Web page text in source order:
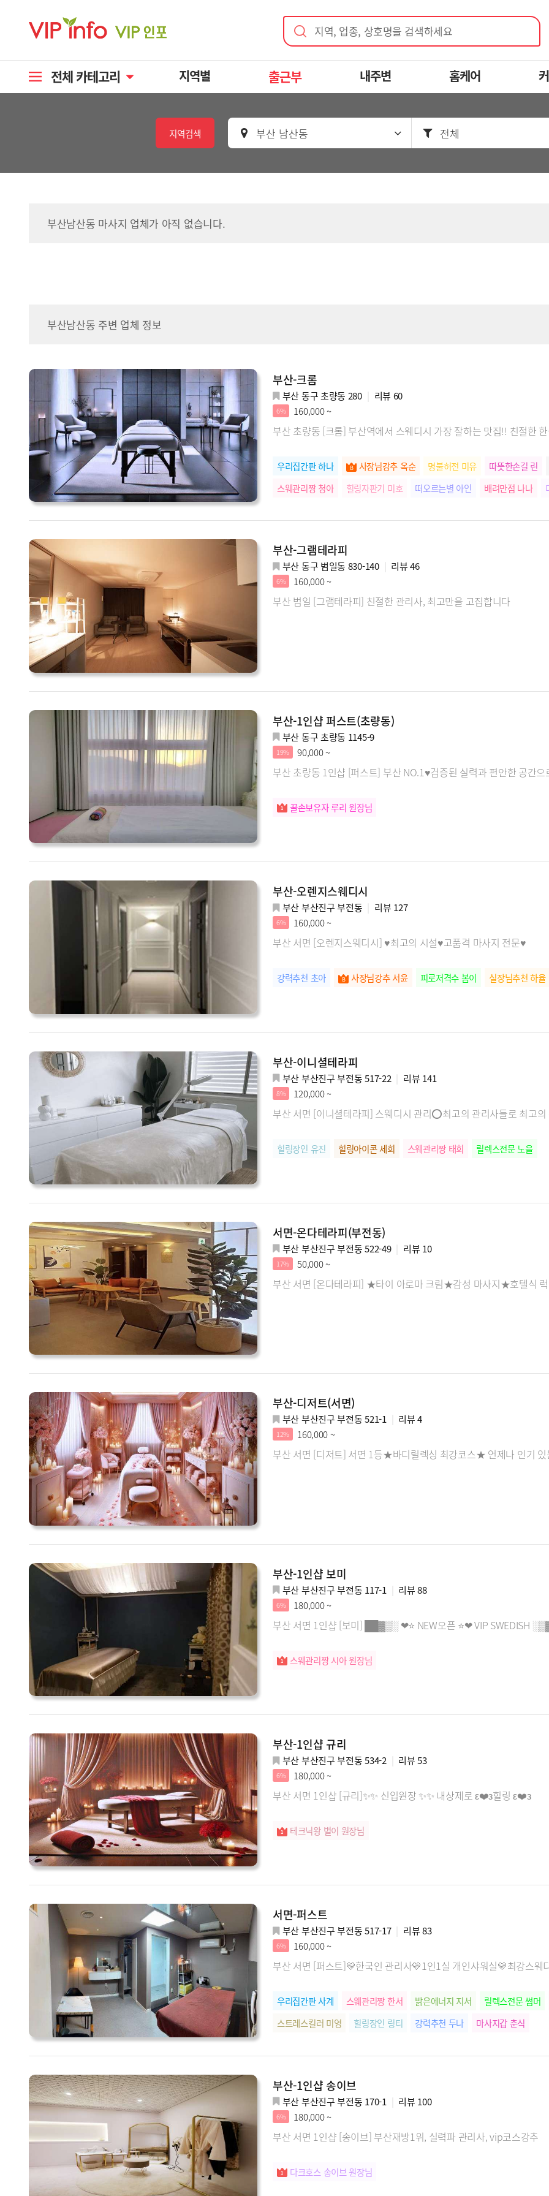
지역, 업종, 상호명을 검색하세요
전체 카테고리 지역별 출근부 내주변 홈케어
지역검색 부산 남산동 전체
부산남산동 마사지 업체가 아직 없습니다.
부산남산동 주변 업체 정보
부산-크롬
부산 동구 초량동 280 리뷰 60
6% 160,000 ~
부산 초량동 [크롬] 부산역에서 스웨디시 가장 잘하는 맛집!! 친절한
우리집간판 하나 사장님강추 옥순 명불허전 미유 따뜻한손길 린
스웨관리짱 청아
힐링자판기 미호 떠오르는별 아인 배려만점 나나
부산-그램테라피
부산 동구 범일동 830-140 리뷰46
6% 160,000 ~
부산 범일 [그램테라피] 친절한 관리사, 최고만을 고집합니다
부산-1인샵 퍼스트(초량동)
부산 동구 초량동 1145-9
19% 90,000 ~
부산 초량동 1인샵 [퍼스트] 부산 NO.1♥검증된 실력과 편안한 공간
꿀손보유자 루리 원장님
부산-오렌지스웨디시
부산 부산진구 부전동 리뷰 127
6% 160,000 ~
부산 서면 [오렌지스웨디시] ♥최고의 시설♥고품격 마사지 전문♥
강력추천 초아 사장님강추 서윤 피로저격수 봄이 실장님추천 하율
부산-이니셜테라피
부산 부산진구 부전동 517-22 리뷰 141
8% 120,000 ~
부산 서면 [이니셜테라피] 스웨디시 관리⭕최고의 관리사들로 최고
힐링장인 유진 힐링아이콘 세희 스웨관리짱 태희 릴렉스전문 노을
서면-온다테라피(부전동)
부산 부산진구 부전동 522-49 리뷰 10
17% 50,000 ~
부산 서면 [온다테라피] ★타이 아로마 크림★감성 마사지★호텔식
부산-디저트(서면)
부산 부산진구 부전동 521-1 리뷰4
12% 160,000 ~
부산 서면 [디저트] 서면 1등★바디릴렉싱 최강코스★ 언제나 인기 있
부산-1인샵 보미
부산 부산진구 부전동 117-1 리뷰88
6% 180,000 ~
부산 서면 1인샵 [보미] ██▓▒░ ❤⭐ NEW오픈 ⭐❤ VIP SWEDISH
스웨관리짱 시아 원장님
부산-1인샵 규리
부산 부산진구 부전동 534-2 리뷰53
6% 180,000 ~
부산 서면 1인샵 [규리]✨✨ 신입원장 ✨✨ 내상제로 ε❤️з힐링 ε❤️з
테크닉왕 별이 원장님
서면-퍼스트
부산 부산진구 부전동 517-17 리뷰83
6% 160,000 ~
부산 서면 [퍼스트]💛한국인 관리사💛1인1실 개인샤워실💛최강스
우리집간판 사계 스웨관리짱 한서 밝은에너지 지서 릴렉스전문 썸머
스트레스킬러 미영
힐링장인 링티 강력추천 두나 마사지갑 춘식
부산-1인샵 송이브
부산 부산진구 부전동 170-1 리뷰 100
6% 180,000 ~
부산 서면 1인샵 [송이브] 부산재방1위, 실력파 관리사, vip코스강추
다크호스 송이브 원장님